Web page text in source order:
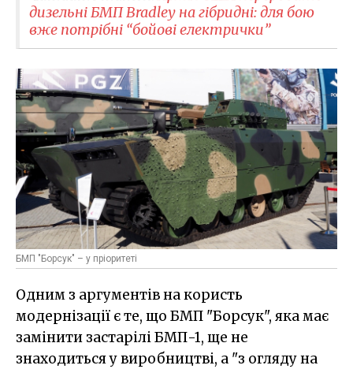
дизельні БМП Bradley на гібридні: для бою
вже потрібні “бойові електрички”
БМП "Борсук" – у пріоритеті
Одним з аргументів на користь
модернізації є те, що БМП "Борсук", яка має
замінити застарілі БМП-1, ще не
знаходиться у виробництві, а "з огляду на